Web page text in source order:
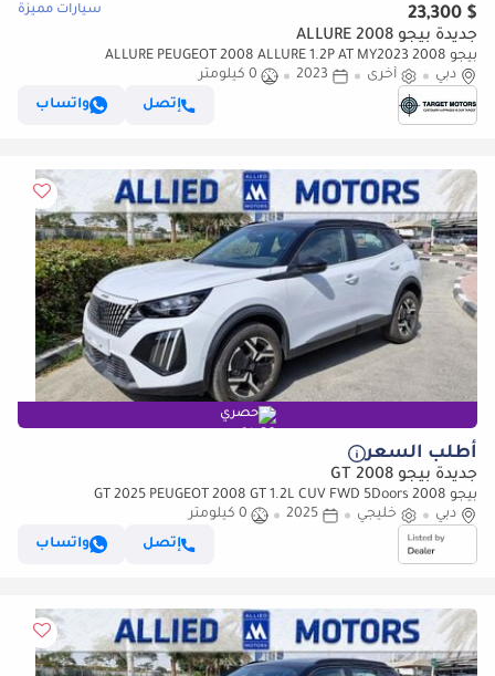
$ 23,300 سيارات مميزة
جديدة بيجو 2008 ALLURE
بيجو 2008 ALLURE PEUGEOT 2008 ALLURE 1.2P AT MY2023
دبي
أخرى 2023
0 كيلومتر
إتصل
واتساب
حصري
أطلب السعر
جديدة بيجو 2008 GT
بيجو 2008 GT 2025 PEUGEOT 2008 GT 1.2L CUV FWD 5Doors
دبي
خليجي 2025
0 كيلومتر
إتصل
واتساب